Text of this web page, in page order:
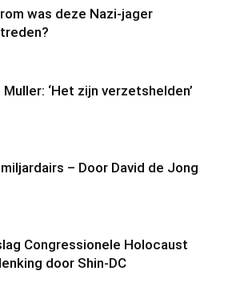
was deze Nazi-jager
Muller: ‘Het zijn verzetshelden’
– Door David de Jong
Congressionele Holocaust
door Shin-DC